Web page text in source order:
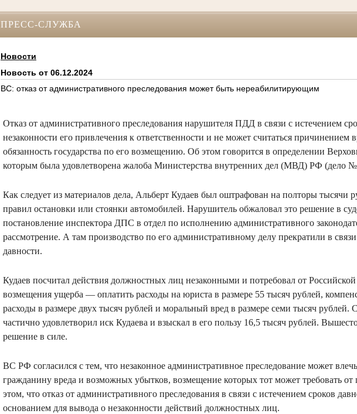
ПРЕСС-СЛУЖБА
Новости
Новость от 06.12.2024
ВС: отказ от административного преследования может быть нереабилитирующим
Отказ от административного преследования нарушителя ПДД в связи с истечением
незаконности его привлечения к ответственности и не может считаться причинением
обязанность государства по его возмещению. Об этом говорится в определении
которым была удовлетворена жалоба Министерства внутренних дел (МВД) РФ (дело
Как следует из материалов дела, Альберт Кудаев был оштрафован на полторы тысячи
правил остановки или стоянки автомобилей. Нарушитель обжаловал это решение в
постановление инспектора ДПС в отдел по исполнению административного
рассмотрение. А там производство по его административному делу прекратили в
давности.
Кудаев посчитал действия должностных лиц незаконными и потребовал от
возмещения ущерба — оплатить расходы на юриста в размере 55 тысяч рублей,
расходы в размере двух тысяч рублей и моральный вред в размере семи тысяч рублей.
частично удовлетворил иск Кудаева и взыскал в его пользу 16,5 тысяч рублей.
решение в силе.
ВС РФ согласился с тем, что незаконное административное преследование может
гражданину вреда и возможных убытков, возмещение которых тот может требовать от
этом, что отказ от административного преследования в связи с истечением сроков
основанием для вывода о незаконности действий должностных лиц.